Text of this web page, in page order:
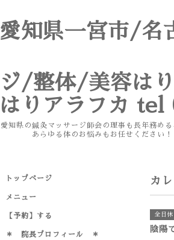
愛知県一宮市/
鍼
ジ/整体/美容は
はりアラフカ
愛知県の鍼灸マッサージ師会の理事
あらゆる体のお悩みもお任せください！
カ
全日
陰陽
トップページ
メニュー
【予約】する
＊ 院長プロフィール ＊